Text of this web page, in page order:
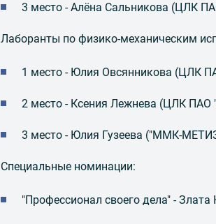
3 место - Алёна Сальникова (ЦЛК
Лаборанты по физико-механическим
1 место - Юлия Овсянникова (ЦЛК
2 место - Ксения Лежнева (ЦЛК
3 место - Юлия Гузеева ("ММК-
Специальные номинации:
"Профессионал своего дела" -